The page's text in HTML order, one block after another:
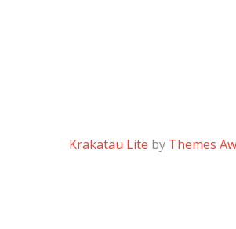
Krakatau Lite by Themes